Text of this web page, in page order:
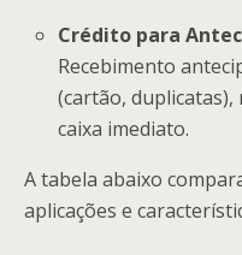
Crédito para
Recebimento
(cartão,
caixa imediato.
A tabela abaixo
aplicações e